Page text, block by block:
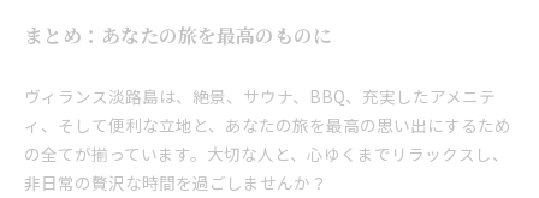
まとめ：あなたの旅を最高のものに
ヴィランス淡路島は、絶景、サウナ、BBQ、充実したアメニテ
ィ、そして便利な立地と、あなたの旅を最高の思い出にするため
の全てが揃っています。大切な人と、心ゆくまでリラックスし、
非日常の贅沢な時間を過ごしませんか？